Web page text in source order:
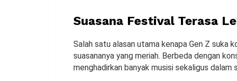
Suasana Festival Terasa
Salah satu alasan utama kenapa Gen Z suka
suasananya yang meriah. Berbeda dengan
menghadirkan banyak musisi sekaligus dalam